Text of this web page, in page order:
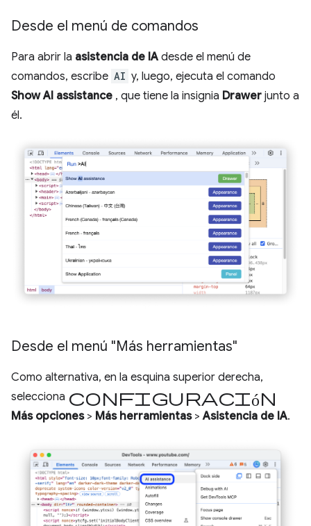
Desde el menú de comandos
Para abrir la asistencia de IA desde el menú de
comandos, escribe AI y, luego, ejecuta el comando
Show AI assistance , que tiene la insignia Drawer junto a
él.
Desde el menú "Más herramientas"
Como alternativa, en la esquina superior derecha,
selecciona configuración
Más opciones> Más herramientas>Asistencia de IA.